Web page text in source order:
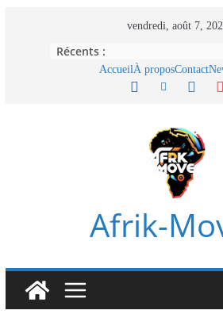
vendredi, août 7,
Récents :
AccueilÀ proposContact
Afrik-